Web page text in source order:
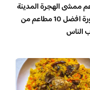
ممشى الهجرة المدينة
المنورة افضل 10 مطاعم من
الناس